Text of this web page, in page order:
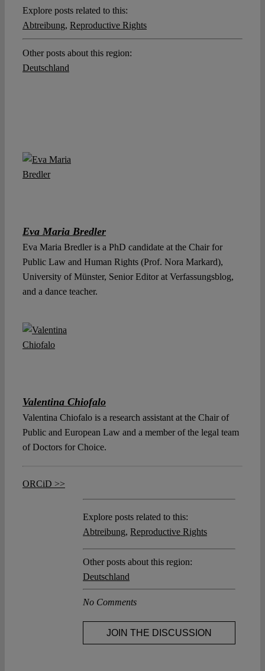
Explore posts related to this:
Abtreibung, Reproductive Rights
Other posts about this region:
Deutschland
Eva Maria Bredler
Eva Maria Bredler is a PhD candidate at the Chair for
Public Law and Human Rights (Prof. Nora Markard),
University of Münster, Senior Editor at Verfassungsblog,
and a dance teacher.
Valentina Chiofalo
Valentina Chiofalo is a research assistant at the Chair of
Public and European Law and a member of the legal team
of Doctors for Choice.
ORCiD >>
Explore posts related to this:
Abtreibung, Reproductive Rights
Other posts about this region:
Deutschland
No Comments
JOIN THE DISCUSSION